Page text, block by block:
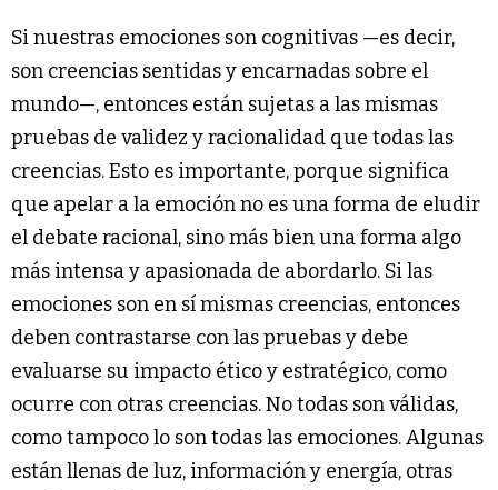
Si nuestras emociones son cognitivas —es decir,
son creencias sentidas y encarnadas sobre el
mundo—, entonces están sujetas a las mismas
pruebas de validez y racionalidad que todas las
creencias. Esto es importante, porque significa
que apelar a la emoción no es una forma de eludir
el debate racional, sino más bien una forma algo
más intensa y apasionada de abordarlo. Si las
emociones son en sí mismas creencias, entonces
deben contrastarse con las pruebas y debe
evaluarse su impacto ético y estratégico, como
ocurre con otras creencias. No todas son válidas,
como tampoco lo son todas las emociones. Algunas
están llenas de luz, información y energía, otras